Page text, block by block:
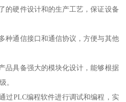
的硬件设计和的生产工艺，保证设备
种通信接口和通信协议，方便与其他
品具备强大的模块化设计，能够根据
。
过PLC编程软件进行调试和编程，实